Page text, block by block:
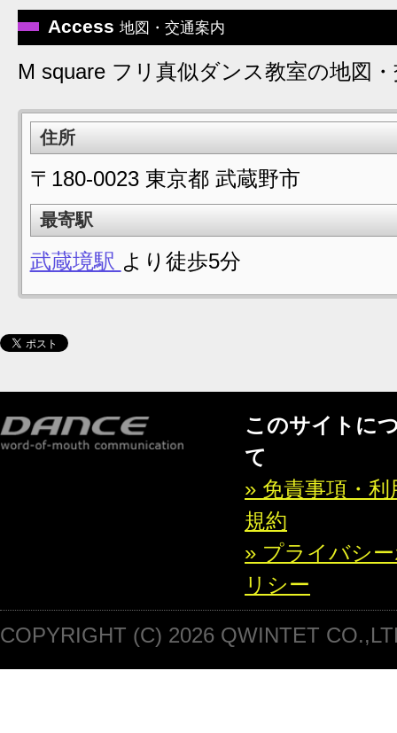
Access 地図・交通案内
M square フリ真似ダンス教室の地図
住所
〒180-0023 東京都 武蔵野市
最寄駅
武蔵境駅 より徒歩5分
このサイトに
て
» 免責事項・利
規約
» プライバシ
リシー
COPYRIGHT (C) 2026 QWINTET